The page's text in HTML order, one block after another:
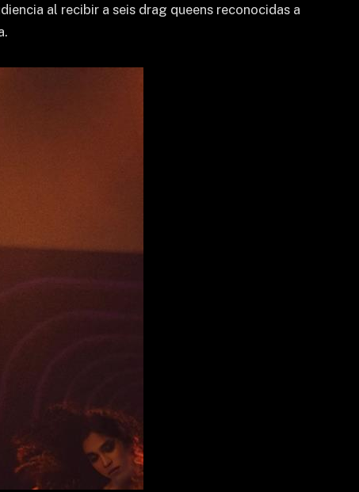
al recibir a seis drag queens reconocidas a